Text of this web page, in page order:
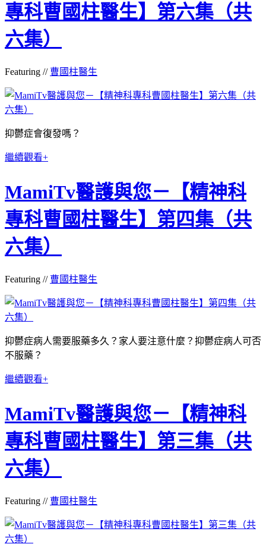
專科曹國柱醫生】第六集（共
六集）
Featuring // 曹國柱醫生
抑鬱症會復發嗎？
繼續觀看+
MamiTv醫護與您－【精神科
專科曹國柱醫生】第四集（共
六集）
Featuring // 曹國柱醫生
抑鬱症病人需要服藥多久？家人要注意什麼？抑鬱症病人可否
不服藥？
繼續觀看+
MamiTv醫護與您－【精神科
專科曹國柱醫生】第三集（共
六集）
Featuring // 曹國柱醫生